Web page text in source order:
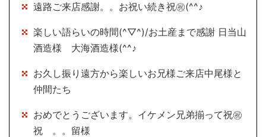
遠路ご来店感謝。。お祝い続き祝㊗(^^♪
楽しい語らいの時間(^▽^)/お土産まで感謝 日当山
酒造様 大海酒造様(^^♪
お久し振り遠方から楽しいお兄様ご来店中尾様と
仲間たち
おめでとうございます。イケメン兄弟揃って祝㊗
祝 。。留様